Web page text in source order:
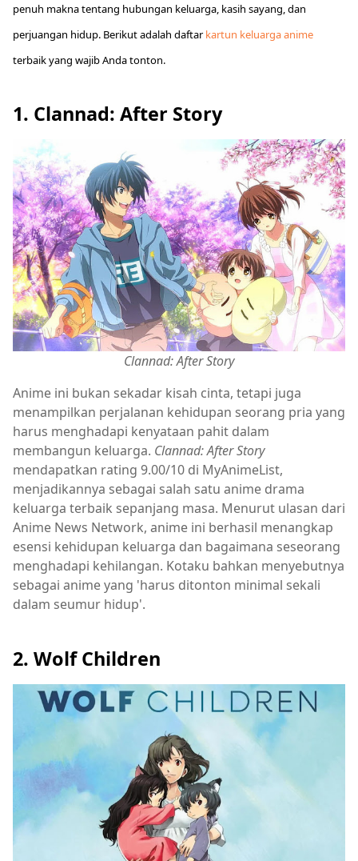
penuh makna tentang hubungan keluarga, kasih sayang, dan
perjuangan hidup. Berikut adalah daftarkartun keluarga anime
terbaik yang wajib Anda tonton.
1. Clannad: After Story
Clannad: After Story
Anime ini bukan sekadar kisah cinta, tetapi juga
menampilkan perjalanan kehidupan seorang pria yang
harus menghadapi kenyataan pahit dalam
membangun keluarga. Clannad: After Story
mendapatkan rating 9.00/10 di MyAnimeList,
menjadikannya sebagai salah satu anime drama
keluarga terbaik sepanjang masa. Menurut ulasan dari
Anime News Network, anime ini berhasil menangkap
esensi kehidupan keluarga dan bagaimana seseorang
menghadapi kehilangan. Kotaku bahkan menyebutnya
sebagai anime yang 'harus ditonton minimal sekali
dalam seumur hidup'.
2. Wolf Children